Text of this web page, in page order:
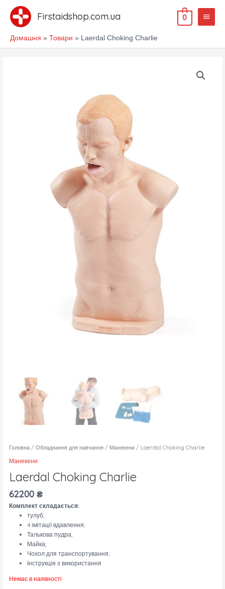
Перейти
вмісту
Firstaidshop.com.ua
меню
0
Домашня Товари Laerdal Choking Charlie
Головна /Обладнання для навчання / Манекени / Laerdal Choking Charlie
Манекени
Laerdal Choking Charlie
62200₴
Комплект складається:
тулуб;
4 імітації вдавлення;
Талькова пудра;
Майка;
Чохол для транспортування;
Інструкція з використання
Немає в наявності